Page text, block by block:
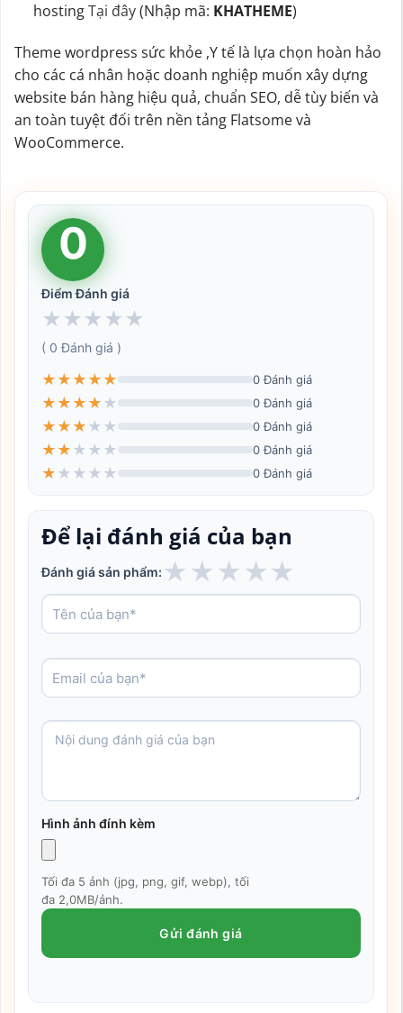
hostingTại đây(Nhập mã: KHATHEME)
Theme wordpress sức khỏe ,Y tế là lựa chọn hoàn hảo
cho các cá nhân hoặc doanh nghiệp muốn xây dựng
website bán hàng hiệu quả, chuẩn SEO, dễ tùy biến và
an toàn tuyệt đối trên nền tảng Flatsome và
WooCommerce.
0
Điểm Đánh giá
★ ★ ★ ★ ★
( 0 Đánh giá )
★ ★ ★ ★ ★ 0 Đánh giá
★ ★ ★ ★ ★ 0 Đánh giá
★ ★ ★ ★ ★ 0 Đánh giá
★ ★ ★ ★ ★ 0 Đánh giá
★ ★ ★ ★ ★ 0 Đánh giá
Để lại đánh giá của bạn
Đánh giá sản phẩm: ★ ★ ★ ★★
Hình ảnh đính kèm
Tối đa 5 ảnh (jpg, png, gif, webp), tối
đa 2,0MB/ảnh.
Gửi đánh giá